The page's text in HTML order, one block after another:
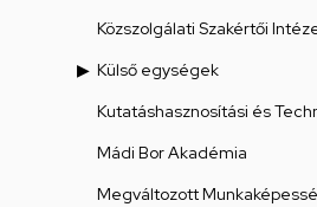
Közszolgálati Szakértői
Külső egységek
Kutatáshasznosítási és
Mádi Bor Akadémia
Megváltozott